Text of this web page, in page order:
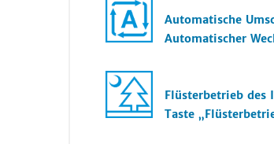
Automatische
Automatischer
Flüsterbetrieb des
Taste